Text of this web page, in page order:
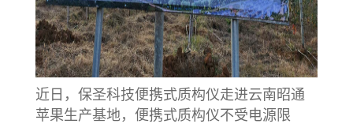
近日，保圣科技便携式质构仪走进云南昭通
苹果生产基地，便携式质构仪不受电源限